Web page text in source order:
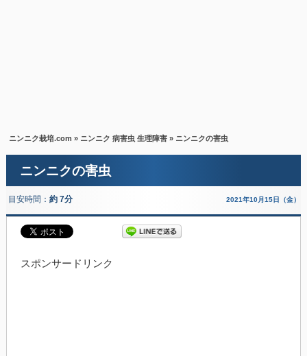
ニンニク栽培.com » ニンニク 病害虫 生理障害 » ニンニクの害虫
ニンニクの害虫
目安時間： 約 7分 2021年10月15日（金）
スポンサードリンク